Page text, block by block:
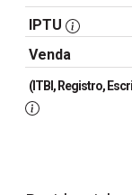
IPTU
Venda
(ITBI, Registro,